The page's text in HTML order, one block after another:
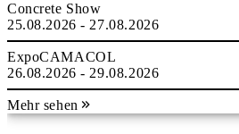
Concrete Show
25.08.2026 - 27.08.2026
ExpoCAMACOL
26.08.2026 - 29.08.2026
Mehr sehen